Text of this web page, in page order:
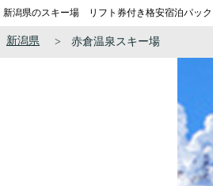
新潟県のスキー場 リフト券付き格安宿泊パッ
新潟県 赤倉温泉スキー場